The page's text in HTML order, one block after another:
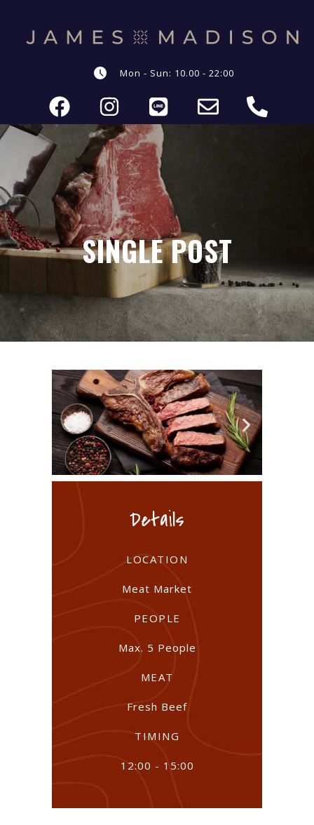
Mon - Sun: 10.00 - 22:00
SINGLE POST
Details
LOCATION
Meat Market
PEOPLE
Max. 5 People
MEAT
Fresh Beef
TIMING
12:00 - 15:00